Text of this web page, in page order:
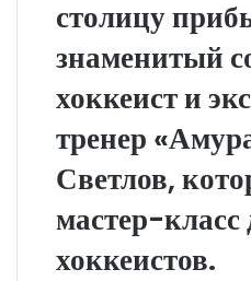
столицу
знаменитый
хоккеист и
тренер
Светлов,
мастер-
хоккеистов.